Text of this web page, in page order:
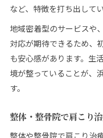
など、特徴を打ち出して
地域密着型のサービスや
対応が期待できるため、
も安心感があります。生
境が整っていることが、
す。
整体・整骨院で肩こり
整体や整骨院で肩こり治